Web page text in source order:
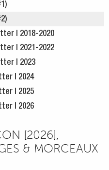
| 2018-2020
| 2021-2022
| 2023
| 2024
| 2025
| 2026
[2026],
& MORCEAUX